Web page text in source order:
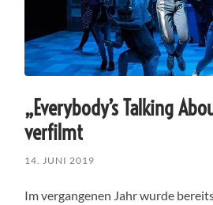
„Everybody’s Talking
verfilmt
14. JUNI 2019
Im vergangenen Jahr wurde